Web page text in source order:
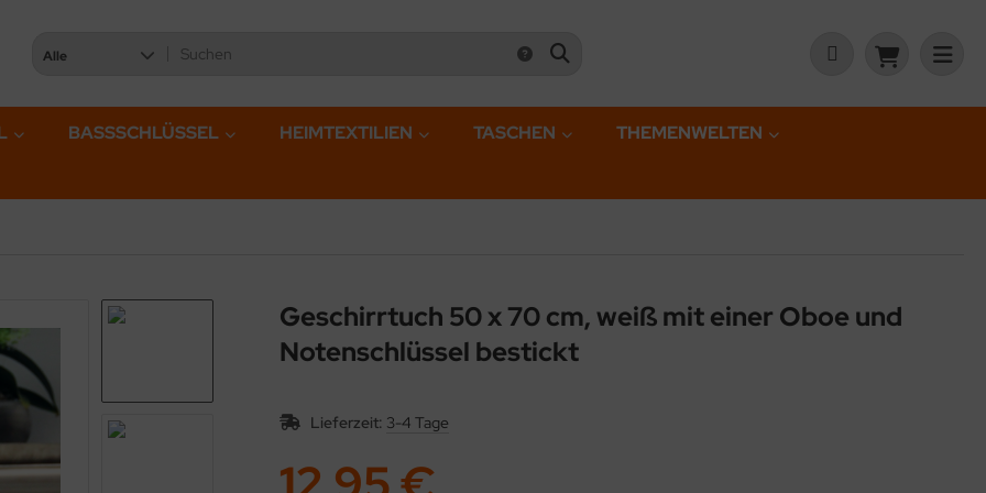
Alle
BASSSCHLÜSSEL HEIMTEXTILIEN TASCHEN
THEMENWELTEN
Geschirrtuch 50 x 70 cm, weiß mit einer Oboe und
Notenschlüssel bestickt
Lieferzeit: 3-4 Tage